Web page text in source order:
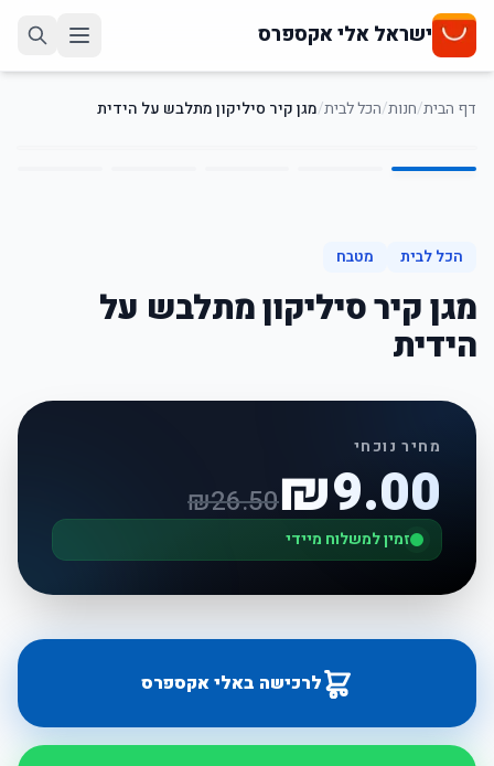
ישראל אלי אקספרס
דף הבית/חנות/הכל לבית/מגן קיר סיליקון מתלבש על הידית
1
/
5
הכל לבית מטבח
מגן קיר סיליקון מתלבש על
הידית
מחיר נוכחי
₪9.00
₪26.50
זמין למשלוח מיידי
לרכישה באלי אקספרס